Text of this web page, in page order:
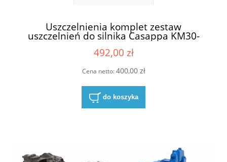
Uszczelnienia komplet zestaw
uszczelnień do silnika Casappa KM30-
492,00 zł
Cena netto:400,00 zł
do koszyka